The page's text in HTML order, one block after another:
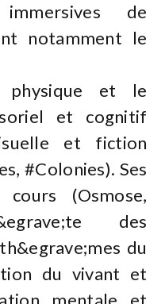
immersives de
notamment le
physique et le
et cognitif
et fiction
#Colonies). Ses
cours (Osmose,
des
du
du vivant et
mentale et